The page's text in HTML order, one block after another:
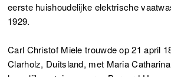
eerste huishoudelijke elektrische
1929.
Carl Christof Miele trouwde op 21 april
Clarholz, Duitsland, met Maria